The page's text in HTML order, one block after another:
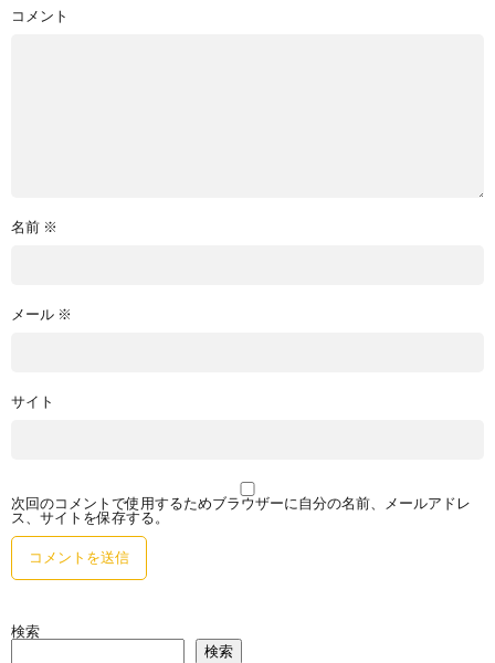
コメント
名前 ※
メール ※
サイト
次回のコメントで使用するためブラウザーに自分の名前、メールアドレ
ス、サイトを保存する。
検索
検索